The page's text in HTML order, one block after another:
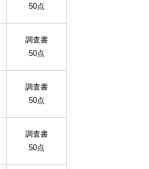
50点
調査書
50点
調査書
50点
調査書
50点